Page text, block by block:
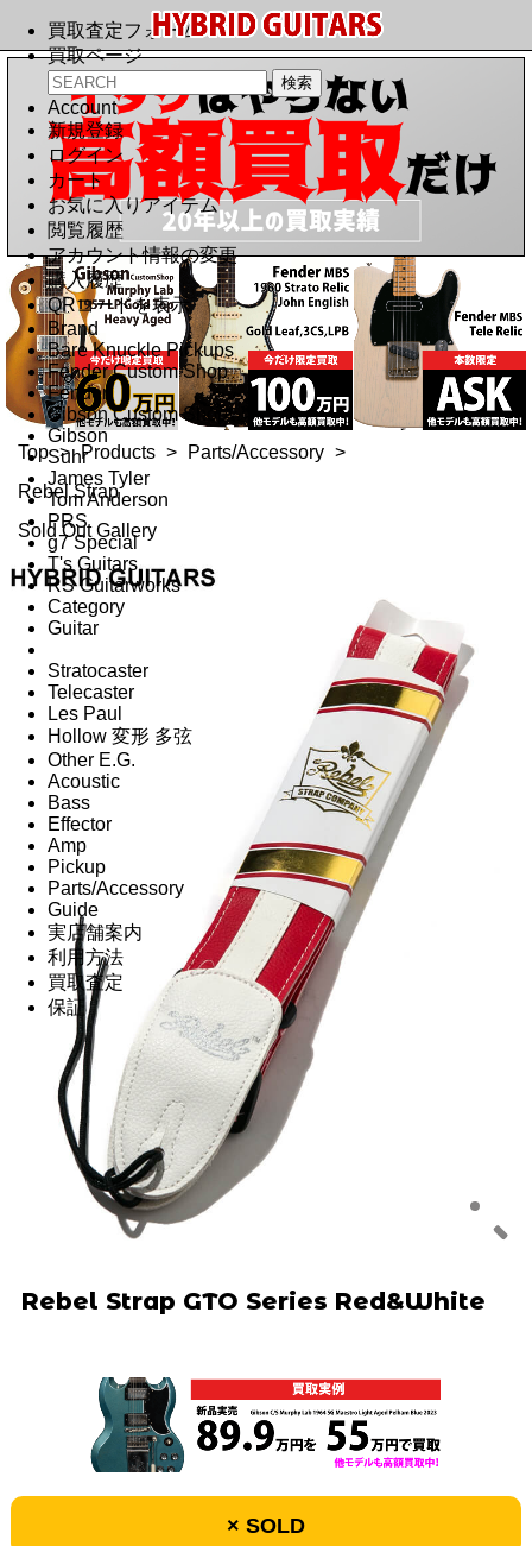
買取査定フォーム
買取ページ
Account
新規登録
ログイン
カート
お気に入りアイテム
閲覧履歴
アカウント情報の変更
購入履歴
QRコードを表示
Brand
Bare Knuckle Pickups
Fender Custom Shop
Fender
Gibson Custom Shop
Gibson
Suhr
James Tyler
Tom Anderson
PRS
g7 Special
T's Guitars
RS Guitarworks
Category
Guitar
Stratocaster
Telecaster
Les Paul
Hollow 変形 多弦
Other E.G.
Acoustic
Bass
Effector
Amp
Pickup
Parts/Accessory
Guide
実店舗案内
利用方法
買取査定
保証
Top > Products > Parts/Accessory >
Rebel Strap
Sold Out Gallery
Rebel Strap GTO Series Red&White
× SOLD